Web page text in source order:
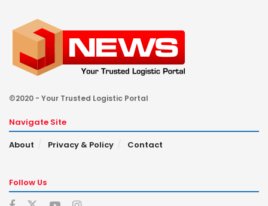
©2020 - Your Trusted Logistic Portal
Navigate Site
About
Privacy & Policy Contact
Follow Us